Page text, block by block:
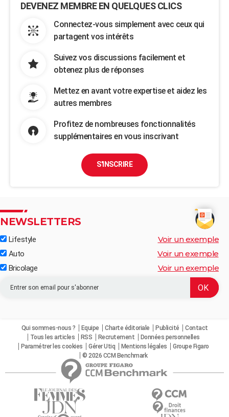
DEVENEZ MEMBRE EN QUELQUES CLICS
Connectez-vous simplement avec ceux qui
partagent vos intérêts
Suivez vos discussions facilement et
obtenez plus de réponses
Mettez en avant votre expertise et aidez les
autres membres
Profitez de nombreuses fonctionnalités
supplémentaires en vous inscrivant
S'INSCRIRE
NEWSLETTERS
Lifestyle Voir un exemple
Auto Voir un exemple
Bricolage Voir un exemple
Qui sommes-nous ? Equipe Charte éditoriale Publicité
Contact
Tous les articles
RSS Recrutement
Données personnelles
Paramétrer les cookies
Gérer Utiq Mentions légales
Groupe Figaro
© 2026 CCM Benchmark